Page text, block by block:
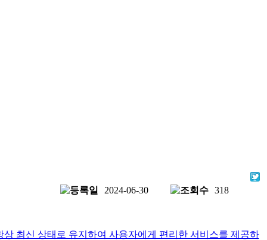
2024-06-30 318
최신 상태로 유지하여 사용자에게 편리한 서비스를 제공하